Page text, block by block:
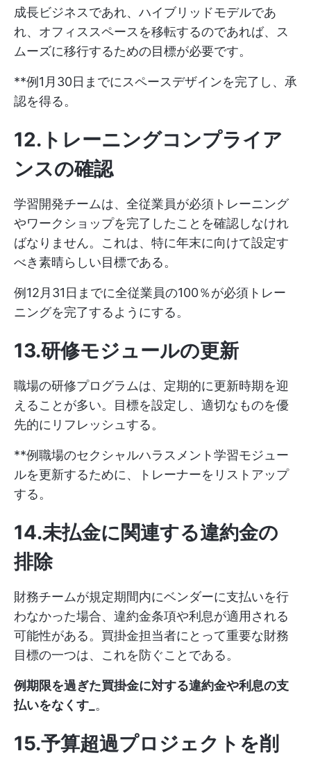
成長ビジネスであれ、ハイブリッドモデルであ
れ、オフィススペースを移転するのであれば、ス
ムーズに移行するための目標が必要です。
**例1月30日までにスペースデザインを完了し、承
認を得る。
12.トレーニングコンプライア
ンスの確認
学習開発チームは、全従業員が必須トレーニング
やワークショップを完了したことを確認しなけれ
ばなりません。これは、特に年末に向けて設定す
べき素晴らしい目標である。
例12月31日までに全従業員の100％が必須トレー
ニングを完了するようにする。
13.研修モジュールの更新
職場の研修プログラムは、定期的に更新時期を迎
えることが多い。目標を設定し、適切なものを優
先的にリフレッシュする。
**例職場のセクシャルハラスメント学習モジュー
ルを更新するために、トレーナーをリストアップ
する。
14.未払金に関連する違約金の
排除
財務チームが規定期間内にベンダーに支払いを行
わなかった場合、違約金条項や利息が適用される
可能性がある。買掛金担当者にとって重要な財務
目標の一つは、これを防ぐことである。
例期限を過ぎた買掛金に対する違約金や利息の支
払いをなくす_ 。
15.予算超過プロジェクトを削